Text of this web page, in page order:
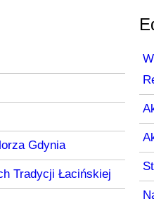
Gdynia
Tradycji Łacińskiej